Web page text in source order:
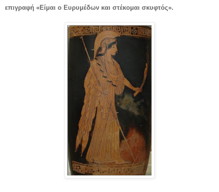
επιγραφή «Είμαι ο Ευρυμέδων και στέκομαι σκυφτός».